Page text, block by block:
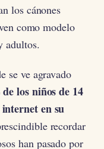
los cánones
como modelo
adultos.
se ve agravado
los niños de 14
internet en su
recordar
han pasado por